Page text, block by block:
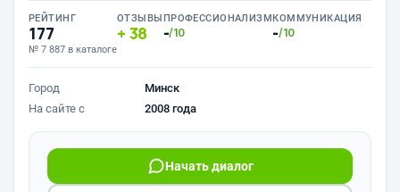
РЕЙТИНГ
177
№ 7 887 в каталоге
ОТЗЫВЫ
38
ПРОФЕССИОНАЛИЗМ
-/10
КОММУНИКАЦИЯ
-/10
Город
Минск
На сайте с
2008 года
Начать диалог